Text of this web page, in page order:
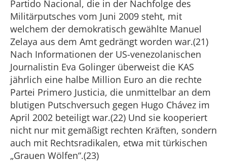
Partido Nacional, die in der Nachfolge des
Militärputsches vom Juni 2009 steht, mit
welchem der demokratisch gewählte Manuel
Zelaya aus dem Amt gedrängt worden war.(21)
Nach Informationen der US-venezolanischen
Journalistin Eva Golinger überweist die KAS
jährlich eine halbe Million Euro an die rechte
Partei Primero Justicia, die unmittelbar an dem
blutigen Putschversuch gegen Hugo Chávez im
April 2002 beteiligt war.(22) Und sie kooperiert
nicht nur mit gemäßigt rechten Kräften, sondern
auch mit Rechtsradikalen, etwa mit türkischen
„Grauen Wölfen“.(23)